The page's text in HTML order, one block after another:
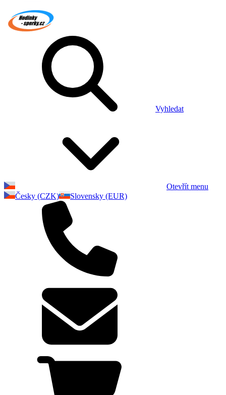
Vyhledat
Otevřít menu
Česky (CZK)
Slovensky (EUR)